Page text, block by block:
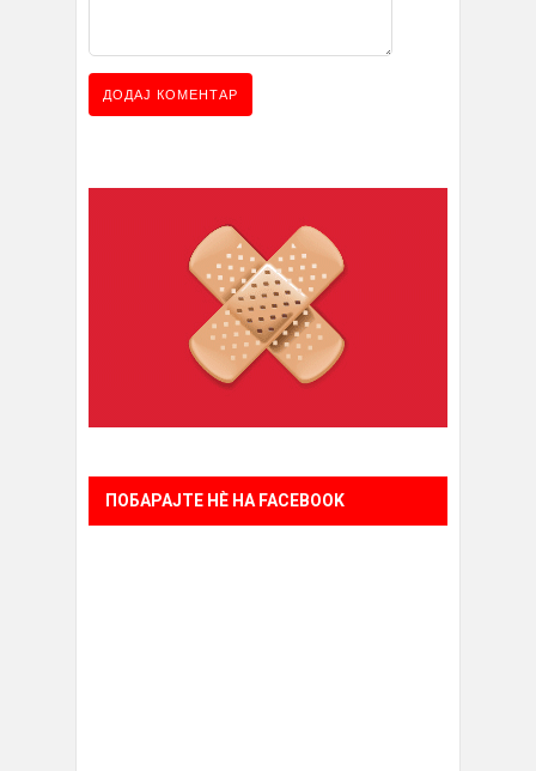
ПОБАРАЈТЕ НÈ НА FACEBOOK